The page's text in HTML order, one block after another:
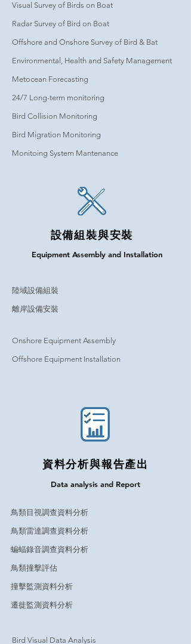
Visual Survey of Birds on Boat
Radar Survey of Bird on Boat
Offshore and Onshore Survey of Bird & Bat
Environmental, Health and Safety Management
Metocean Forecasting
24/7 Long-term monitoring
Bird Collision Monitoring
Bird Migration Monitoring
Monitoing System Mantenance
設備組裝與安裝
Equipment Assembly and Installation
陸域設備組裝
離岸設備安裝
Onshore Equipment Assembly
Offshore Equipment Installation
資料分析與報告產出
Data analysis and Report
鳥類目視調查資料分析
鳥類雷達調查資料分析
蝙蝠錄音調查資料分析
鳥類撞擊評估
撞擊監測資料分析
遷徙監測資料分析
Bird Visual Data Analysis